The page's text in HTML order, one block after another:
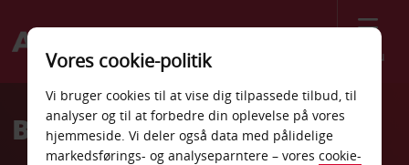
Menu
Welcome
AvisBilleje Vienna
Vores cookie-politik
Vi bruger cookies til at vise dig tilpassede tilbud, til
analyser og til at forbedre din oplevelse på vores
hjemmeside. Vi deler også data med pålidelige
markedsførings- og analyseparntere – vores cookie-